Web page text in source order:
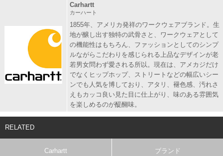
Carhartt
カーハート
1855年、アメリカ発祥のワークウェアブランド。生
地が醸し出す独特の武骨さと、ワークウェアとして
の機能性はもちろん、ファッションとしてのシンプ
ルながらこだわりを感じられる上品なデザインが老
若男女問わず愛される所以。現在は、アメカジだけ
でなくヒップホップ、ストリートなどの幅広いシー
ンでも人気を博しており、アタリ、褪色感、汚れさ
えもカッコ良い見た目に仕上がり、味のある雰囲気
を楽しめるのが醍醐味。
RELATED
Carhartt
ブランド